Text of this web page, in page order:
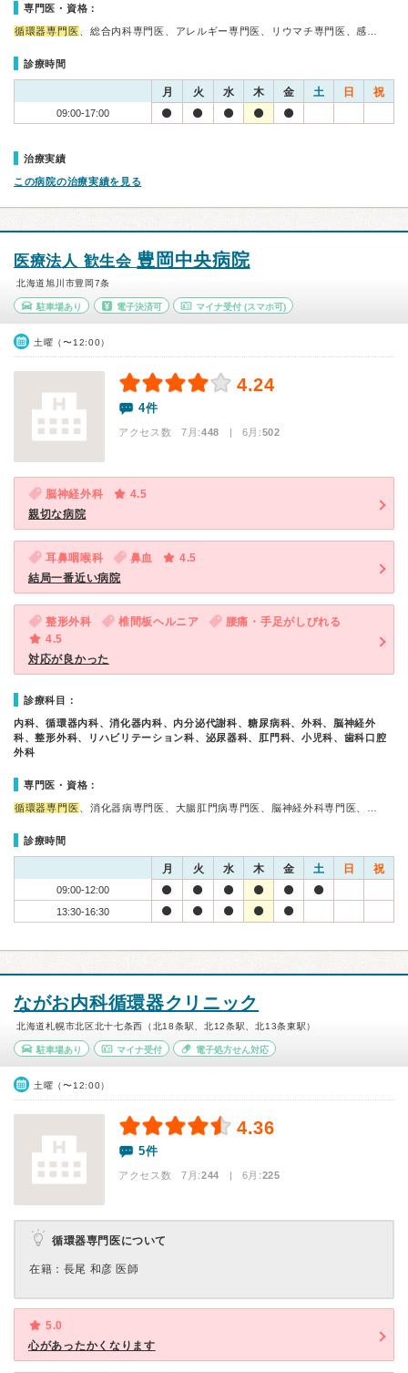
専門医・資格：
循環器専門医 、総合内科専門医、アレルギー専門医、リウマチ専門医、感…
診療時間
月 火 水 木 金 土 日 祝
09:00-17:00
治療実績
この病院の治療実績を見る
医療法人 歓生会豊岡中央病院
北海道旭川市豊岡7条
駐車場あり 電子決済可 マイナ受付 (スマホ可)
土曜（〜12:00）
4.24
4件
アクセス数 7月:448 | 6月:502
脳神経外科
4.5
親切な病院
耳鼻咽喉科 鼻血
4.5
結局一番近い病院
整形外科 椎間板ヘルニア
腰痛・手足がしびれる
4.5
対応が良かった
診療科目：
内科、循環器内科、消化器内科、内分泌代謝科、糖尿病科、外科、脳神経外
科、整形外科、リハビリテーション科、泌尿器科、肛門科、小児科、歯科口腔
外科
専門医・資格：
循環器専門医 、消化器病専門医、大腸肛門病専門医、脳神経外科専門医、…
診療時間
月 火 水 木 金 土 日 祝
09:00-12:00
13:30-16:30
ながお内科循環器クリニック
北海道札幌市北区北十七条西（北18条駅、北12条駅、北13条東駅）
駐車場あり マイナ受付 電子処方せん対応
土曜（〜12:00）
4.36
5件
アクセス数 7月:244 | 6月:225
循環器専門医について
在籍：長尾 和彦 医師
5.0
心があったかくなります